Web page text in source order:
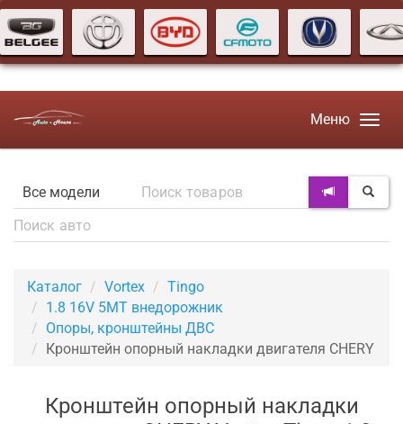
Меню
Каталог Vortex
Tingo
1.8 16V 5MT внедорожник
Опоры, кронштейны ДВС
Кронштейн опорный накладки двигателя CHERY
Кронштейн опорный накладки